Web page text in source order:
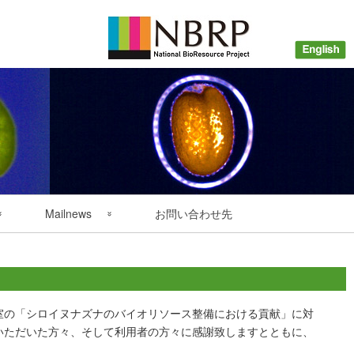
Mailnews
バックナンバー
お問い合わせ先
「シロイヌナズナのバイオリソース整備における貢献」に対
だいた方々、そして利用者の方々に感謝致しますとともに、